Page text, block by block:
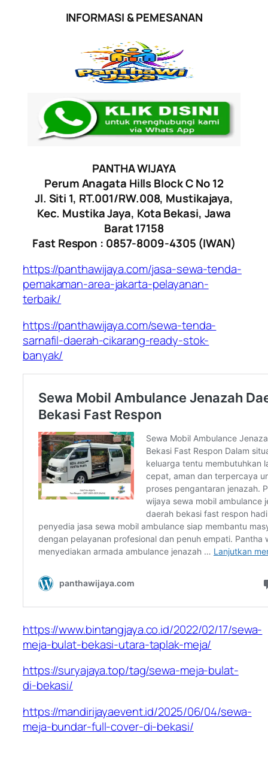
INFORMASI & PEMESANAN
PANTHA WIJAYA
Perum Anagata Hills Block C No 12
Jl. Siti 1, RT.001/RW.008, Mustikajaya,
Kec. Mustika Jaya, Kota Bekasi, Jawa
Barat 17158
Fast Respon : 0857-8009-4305 (IWAN)
https://panthawijaya.com/jasa-sewa-tenda-
pemakaman-area-jakarta-pelayanan-
terbaik/
https://panthawijaya.com/sewa-tenda-
sarnafil-daerah-cikarang-ready-stok-
banyak/
https://www.bintangjaya.co.id/2022/02/17/sewa-
meja-bulat-bekasi-utara-taplak-meja/
https://suryajaya.top/tag/sewa-meja-bulat-
di-bekasi/
https://mandirijayaevent.id/2025/06/04/sewa-
meja-bundar-full-cover-di-bekasi/